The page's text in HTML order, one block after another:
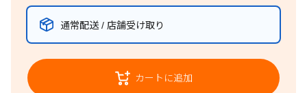
通常配送 / 店舗受け取り
カートに追加